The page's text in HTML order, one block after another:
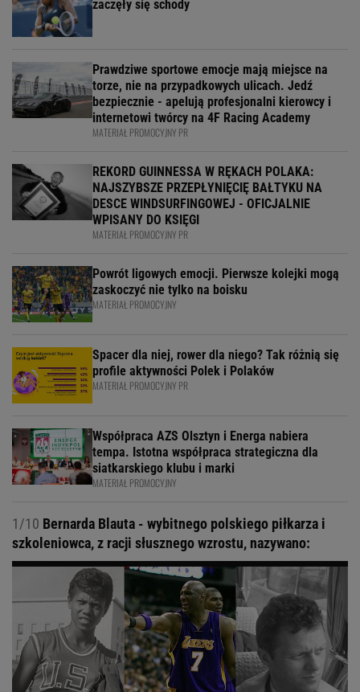
zaczęły się schody
Prawdziwe sportowe emocje mają miejsce na
torze, nie na przypadkowych ulicach. Jedź
bezpiecznie - apelują profesjonalni kierowcy i
internetowi twórcy na 4F Racing Academy
MATERIAŁ PROMOCYJNY PR
REKORD GUINNESSA W RĘKACH POLAKA:
NAJSZYBSZE PRZEPŁYNIĘCIĘ BAŁTYKU NA
DESCE WINDSURFINGOWEJ - OFICJALNIE
WPISANY DO KSIĘGI
MATERIAŁ PROMOCYJNY PR
Powrót ligowych emocji. Pierwsze kolejki mogą
zaskoczyć nie tylko na boisku
MATERIAŁ PROMOCYJNY
Spacer dla niej, rower dla niego? Tak różnią się
profile aktywności Polek i Polaków
MATERIAŁ PROMOCYJNY PR
Współpraca AZS Olsztyn i Energa nabiera
tempa. Istotna współpraca strategiczna dla
siatkarskiego klubu i marki
MATERIAŁ PROMOCYJNY
1/10 Bernarda Blauta - wybitnego polskiego piłkarza i
szkoleniowca, z racji słusznego wzrostu, nazywano: